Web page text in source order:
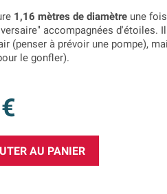
1,16 mètres de diamètre une
accompagnées d'étoiles.
(penser à prévoir une pompe),
le gonfler).
AU PANIER